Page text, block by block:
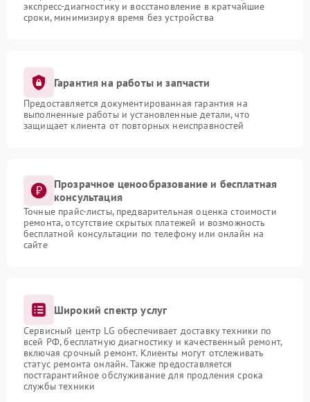
экспресс-диагностику и восстановление в кратчайшие
сроки, минимизируя время без устройства
Гарантия на работы и запчасти
Предоставляется документированная гарантия на
выполненные работы и установленные детали, что
защищает клиента от повторных неисправностей
Прозрачное ценообразование и бесплатная
консультация
Точные прайс-листы, предварительная оценка стоимости
ремонта, отсутствие скрытых платежей и возможность
бесплатной консультации по телефону или онлайн на
сайте
Широкий спектр услуг
Сервисный центр LG обеспечивает доставку техники по
всей РФ, бесплатную диагностику и качественный ремонт,
включая срочный ремонт. Клиенты могут отслеживать
статус ремонта онлайн. Также предоставляется
постгарантийное обслуживание для продления срока
службы техники